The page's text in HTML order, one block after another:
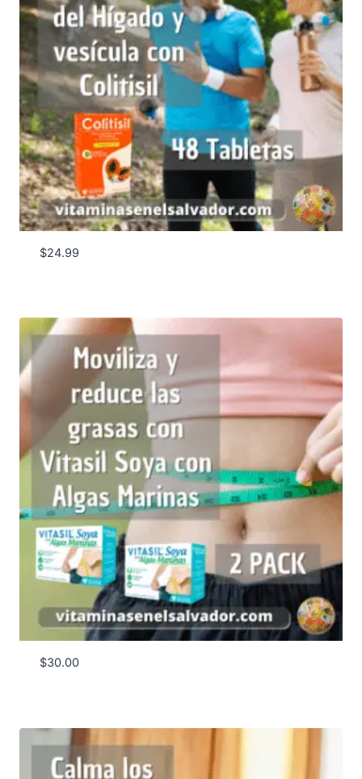
$24.99
$30.00